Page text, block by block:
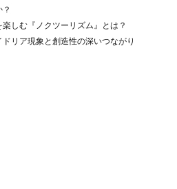
しむ『ノクツーリズム』とは？
リア現象と創造性の深いつながり